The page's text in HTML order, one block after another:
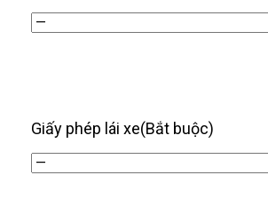
Giấy phép lái xe(Bắt buộc)